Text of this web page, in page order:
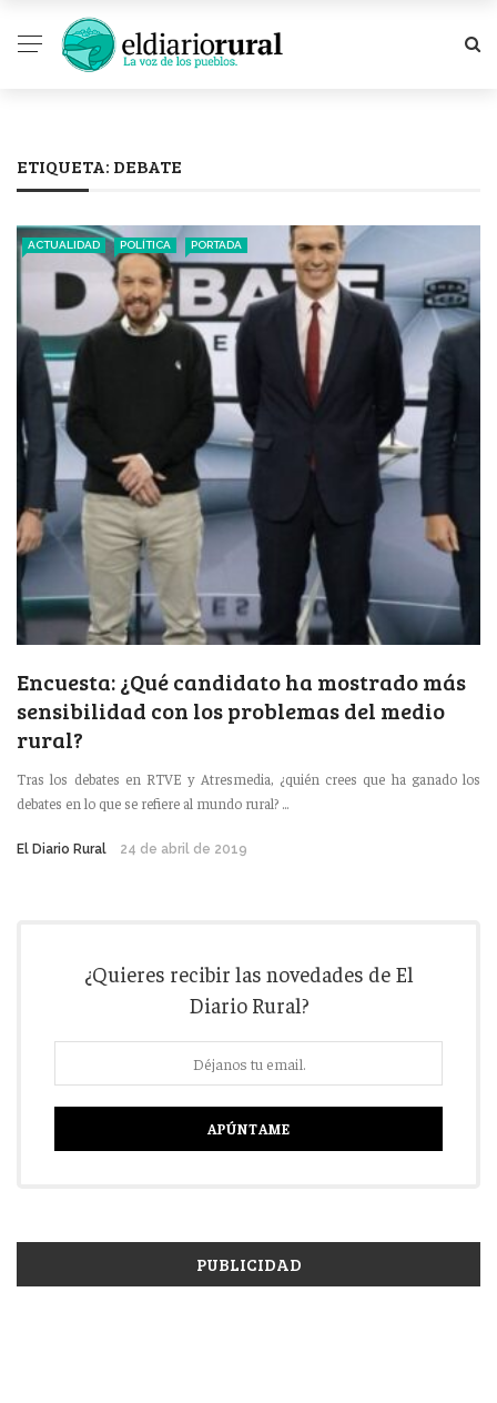
ETIQUETA: DEBATE
ACTUALIDAD POLÍTICA PORTADA
Encuesta: ¿Qué candidato ha mostrado más
sensibilidad con los problemas del medio
rural?
Tras los debates en RTVE y Atresmedia, ¿quién crees que ha ganado los
debates en lo que se refiere al mundo rural? ...
El Diario Rural 24 de abril de 2019
¿Quieres recibir las novedades de El
Diario Rural?
PUBLICIDAD